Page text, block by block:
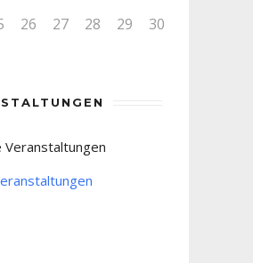
26 27 28 29 30
Veranstaltungen